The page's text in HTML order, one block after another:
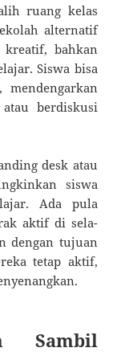
ruang kelas
alternatif
kreatif, bahkan
Siswa bisa
berdiskusi
desk atau
siswa
Ada pula
aktif di sela-
dengan tujuan
tetap aktif,
Sambil